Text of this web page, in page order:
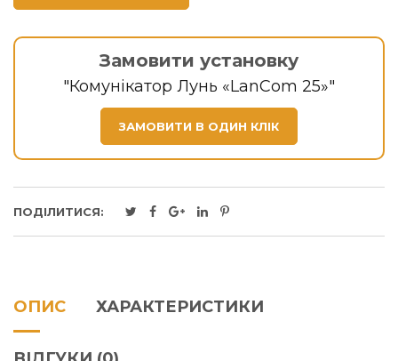
Замовити установку
"Комунікатор Лунь «LanCom 25»"
ЗАМОВИТИ В ОДИН КЛІК
ПОДІЛИТИСЯ:
ОПИС ХАРАКТЕРИСТИКИ